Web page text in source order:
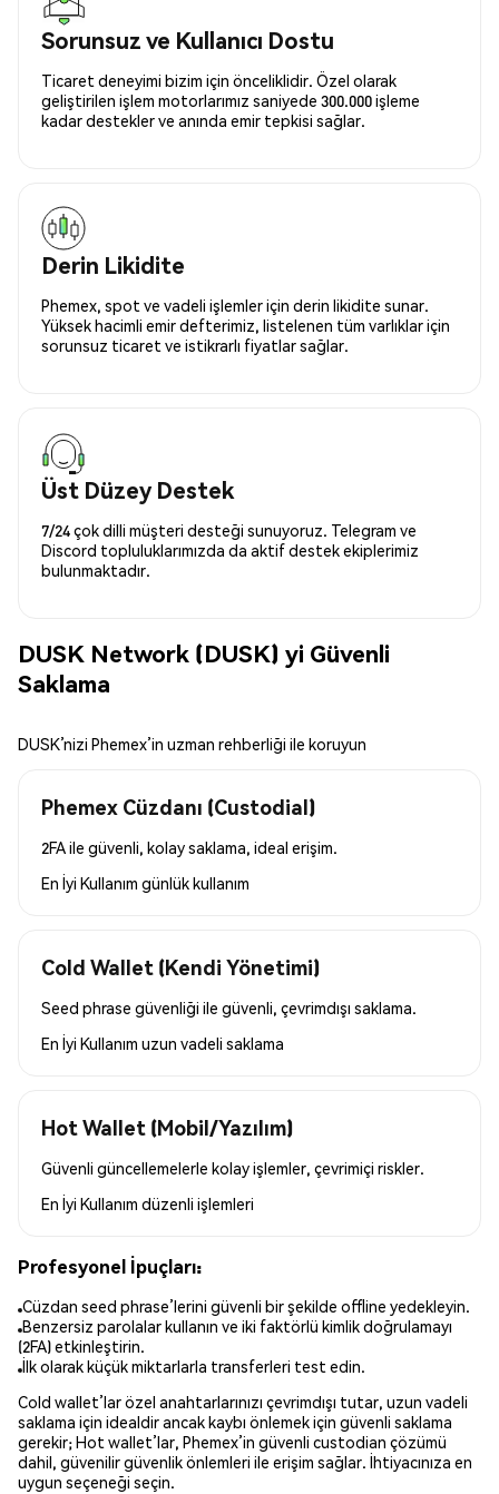
Sorunsuz ve Kullanıcı Dostu
Ticaret deneyimi bizim için önceliklidir. Özel olarak
geliştirilen işlem motorlarımız saniyede 300.000 işleme
kadar destekler ve anında emir tepkisi sağlar.
Derin Likidite
Phemex, spot ve vadeli işlemler için derin likidite sunar.
Yüksek hacimli emir defterimiz, listelenen tüm varlıklar için
sorunsuz ticaret ve istikrarlı fiyatlar sağlar.
Üst Düzey Destek
7/24 çok dilli müşteri desteği sunuyoruz. Telegram ve
Discord topluluklarımızda da aktif destek ekiplerimiz
bulunmaktadır.
DUSK Network (DUSK) yi Güvenli
Saklama
DUSK’nizi Phemex’in uzman rehberliği ile koruyun
Phemex Cüzdanı (Custodial)
2FA ile güvenli, kolay saklama, ideal erişim.
En İyi Kullanım günlük kullanım
Cold Wallet (Kendi Yönetimi)
Seed phrase güvenliği ile güvenli, çevrimdışı saklama.
En İyi Kullanım uzun vadeli saklama
Hot Wallet (Mobil/Yazılım)
Güvenli güncellemelerle kolay işlemler, çevrimiçi riskler.
En İyi Kullanım düzenli işlemleri
Profesyonel İpuçları:
Cüzdan seed phrase’lerini güvenli bir şekilde offline yedekleyin.
Benzersiz parolalar kullanın ve iki faktörlü kimlik doğrulamayı
(2FA) etkinleştirin.
İlk olarak küçük miktarlarla transferleri test edin.
Cold wallet’lar özel anahtarlarınızı çevrimdışı tutar, uzun vadeli
saklama için idealdir ancak kaybı önlemek için güvenli saklama
gerekir; Hot wallet’lar, Phemex’in güvenli custodian çözümü
dahil, güvenilir güvenlik önlemleri ile erişim sağlar. İhtiyacınıza en
uygun seçeneği seçin.